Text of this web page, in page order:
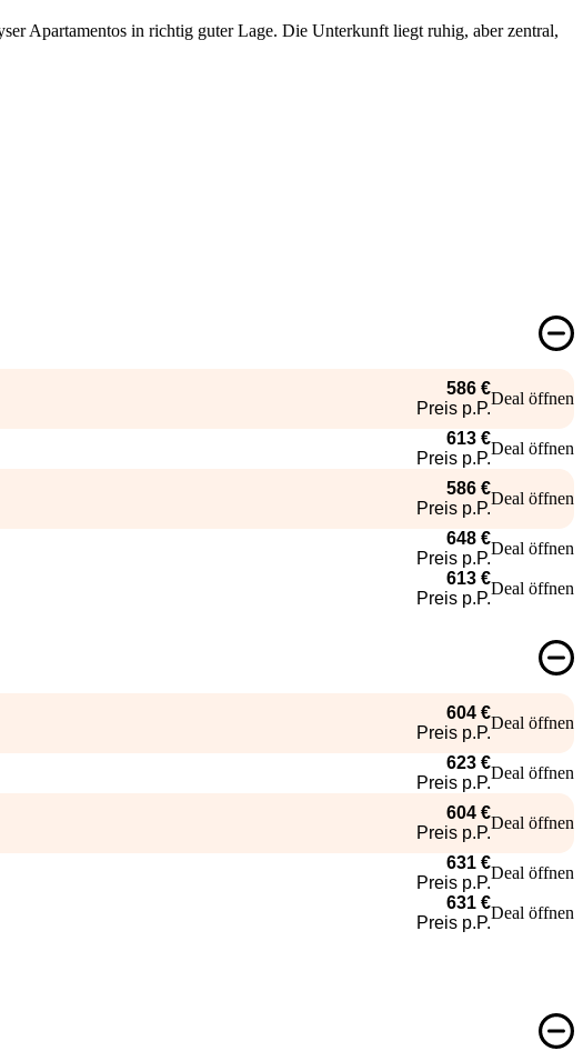
Apartamentos in richtig guter Lage. Die Unterkunft liegt ruhig, aber zentral,
586 €
Preis p.P.
Deal öffnen
613 €
Preis p.P.
Deal öffnen
586 €
Preis p.P.
Deal öffnen
648 €
Preis p.P.
Deal öffnen
613 €
Preis p.P.
Deal öffnen
604 €
Preis p.P.
Deal öffnen
623 €
Preis p.P.
Deal öffnen
604 €
Preis p.P.
Deal öffnen
631 €
Preis p.P.
Deal öffnen
631 €
Preis p.P.
Deal öffnen